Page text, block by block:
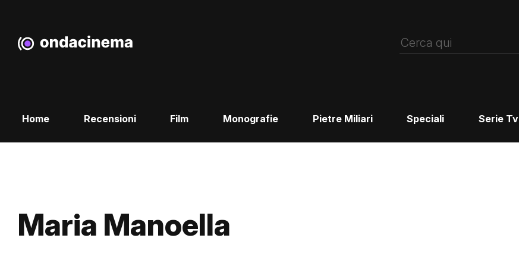
Home Recensioni Film Monografie Pietre Miliari Speciali Serie Tv
Maria Manoella